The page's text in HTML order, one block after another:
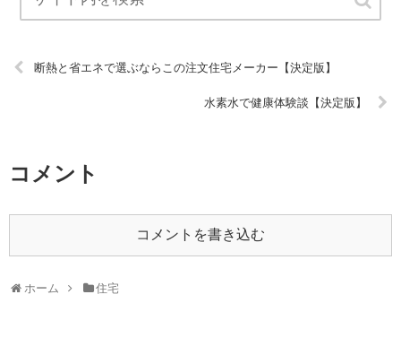
断熱と省エネで選ぶならこの注文住宅メーカー【決定版】
水素水で健康体験談【決定版】
コメント
コメントを書き込む
ホーム 住宅